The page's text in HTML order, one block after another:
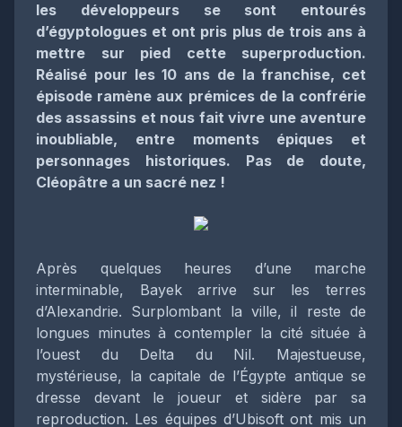
les développeurs se sont entourés
d’égyptologues et ont pris plus de trois ans à
mettre sur pied cette superproduction.
Réalisé pour les 10 ans de la franchise, cet
épisode ramène aux prémices de la confrérie
des assassins et nous fait vivre une aventure
inoubliable, entre moments épiques et
personnages historiques. Pas de doute,
Cléopâtre a un sacré nez !
Après quelques heures d’une marche
interminable, Bayek arrive sur les terres
d’Alexandrie. Surplombant la ville, il reste de
longues minutes à contempler la cité située à
l’ouest du Delta du Nil. Majestueuse,
mystérieuse, la capitale de l’Égypte antique se
dresse devant le joueur et sidère par sa
reproduction. Les équipes d’Ubisoft ont mis un